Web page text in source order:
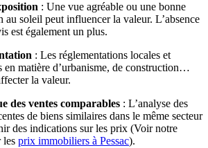
: Une vue agréable ou une bonne
au soleil peut influencer la valeur. L’absence
est également un plus.
: Les réglementations locales et
en matière d’urbanisme, de construction…
la valeur.
des ventes comparables : L’analyse des
de biens similaires dans le même secteur
des indications sur les prix (Voir notre
les prix immobiliers à Pessac).